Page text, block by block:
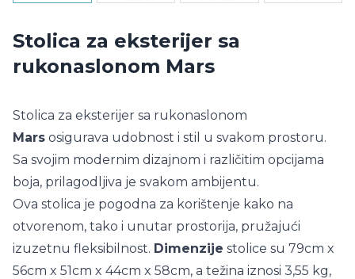
Stolica za eksterijer sa
rukonaslonom Mars
Stolica za eksterijer sa rukonaslonom
Mars osigurava udobnost i stil u svakom prostoru.
Sa svojim modernim dizajnom i različitim opcijama
boja, prilagodljiva je svakom ambijentu.
Ova stolica je pogodna za korištenje kako na
otvorenom, tako i unutar prostorija, pružajući
izuzetnu fleksibilnost. Dimenzije stolice su 79cm x
56cm x 51cm x 44cm x 58cm, a težina iznosi 3,55 kg,